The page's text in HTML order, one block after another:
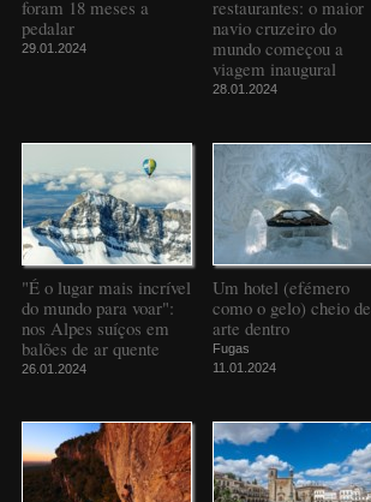
foram 18 meses a
pedalar
29.01.2024
restaurantes: o maior
navio cruzeiro do
mundo começou a
viagem inaugural
28.01.2024
"É o lugar mais incrível
do mundo para voar":
nos Alpes suíços em
balões de ar quente
26.01.2024
Um hotel (efémero
como o gelo) cheio de
arte dentro
Fugas
11.01.2024